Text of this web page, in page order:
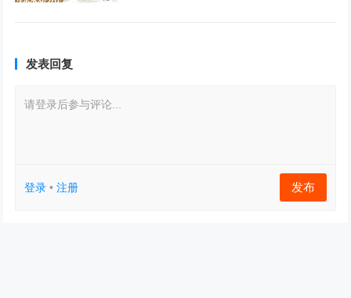
发表回复
请登录后参与评论...
登录 •注册 发布